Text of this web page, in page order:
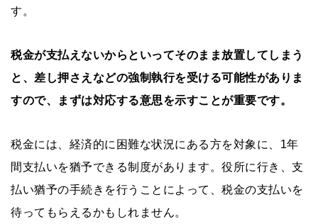
す。
税金が支払えないからといってそのまま放置してしまう
と、差し押さえなどの強制執行を受ける可能性がありま
すので、まずは対応する意思を示すことが重要です。
税金には、経済的に困難な状況にある方を対象に、1年
間支払いを猶予できる制度があります。役所に行き、支
払い猶予の手続きを行うことによって、税金の支払いを
待ってもらえるかもしれません。